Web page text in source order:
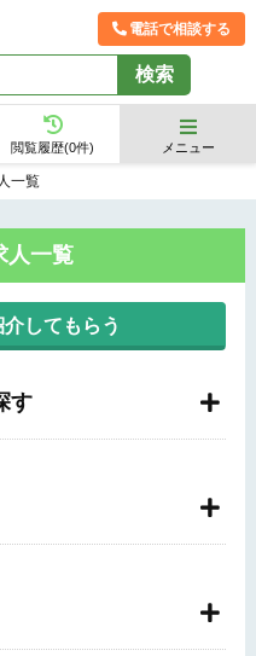
電話で相談する
閲覧履歴(0件) メニュー
一覧
人一覧
してもらう
す